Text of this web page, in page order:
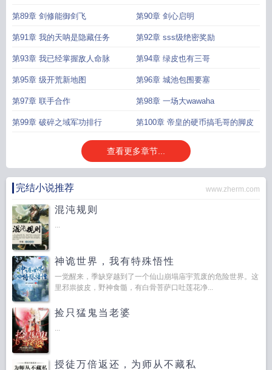
第89章 剑修能御剑飞 第90章 剑心启明
第91章 我的天呐是隐藏任务 第92章 sss级绝密奖励
第93章 我已经掌握敌人命脉 第94章 绿皮也有三哥
第95章 级开荒新地图 第96章 城池包围要塞
第97章 联手合作 第98章 一场大wawaha
第99章 破碎之域军功排行 第100章 帝皇的硬币搞毛哥的脚皮
查看更多章节...
完结小说推荐 www.zherm.com
混沌规则
...
神诡世界，我有特殊悟性
一觉醒来，季缺穿越到了一个仙山崩塌庙宇荒废的危险世界。这
里邪祟披皮，野神食髓，有白骨菩萨口吐莲花净...
捡只猛鬼当老婆
...
授徒万倍返还，为师从不藏私